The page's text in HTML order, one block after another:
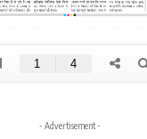
- Advertisement -